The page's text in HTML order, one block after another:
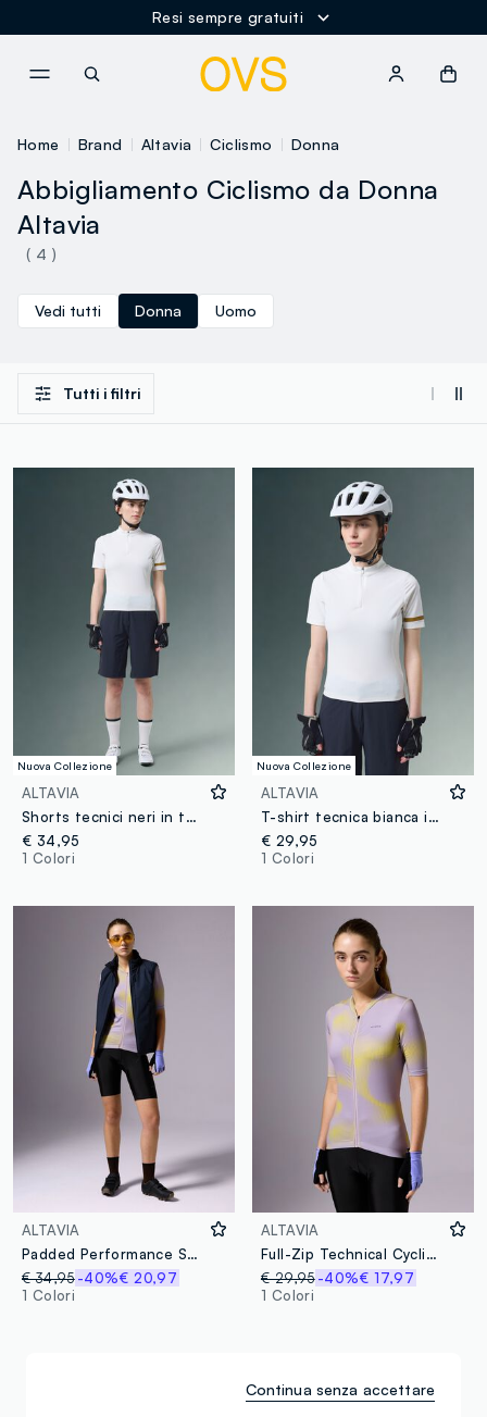
Resi sempre gratuiti
Home Brand Altavia Ciclismo Donna
Abbigliamento Ciclismo da Donna
Altavia
( 4 )
Vedi tutti Donna Uomo
Tutti i filtri
Nuova Collezione
ALTAVIA
Shorts tecnici neri in tessuto elasticizzato ALTAVIA BIKE
€ 34,95
1 Colori
Nuova Collezione
ALTAVIA
T-shirt tecnica bianca in tessuto elasticizzato ALTAVIA BIKE
€ 29,95
1 Colori
ALTAVIA
Padded Performance Shorts ALTAVIA BIKE
€ 34,95-40%€ 20,97
1 Colori
ALTAVIA
Full-Zip Technical Cycling Jersey ALTAVIA BIKE
€ 29,95 -40%€ 17,97
1 Colori
Stai visualizzando 4 di 4 prodotti
Continua senza accettare